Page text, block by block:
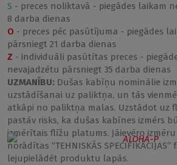
S - preces noliktavā - piegādes laikam
8 darba dienas
O - preces pēc pasūtījuma - piegādes
pārsniegt 21 darba dienas
Z - individuāli pasūtītas preces -
nevajadzētu pārsniegt 35 darba dienas
UZMANĪBU: Dušas kabīņu nominālie
uzstādīšanai uz paliktņa, un tās
atkāpi no paliktņa malas. Uzstādot uz
pastāv risks, ka dušas kabīnes izmērs
izmērītais flīžu platums. Jāievēro
norādītas “TEHNISKĀS
lejupielādēt produktu lapās.